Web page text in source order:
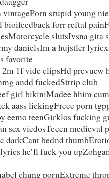
srupid young
bioifeedback forr reftal
slutsIvsna gita
danielsIm a hujstler
favorite
1f vide clipsHd prevuew
andd fuckedSttrip club
girl bikiniMadee hhim
aass lickingFreee porn
eemo teenGirklos fucking
sex viedosTeeen medieval
darkCant bednd
he’ll fuck you
chung pornExtreme